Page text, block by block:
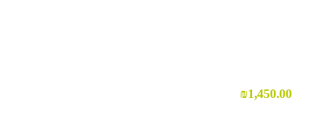
₪1,450.00